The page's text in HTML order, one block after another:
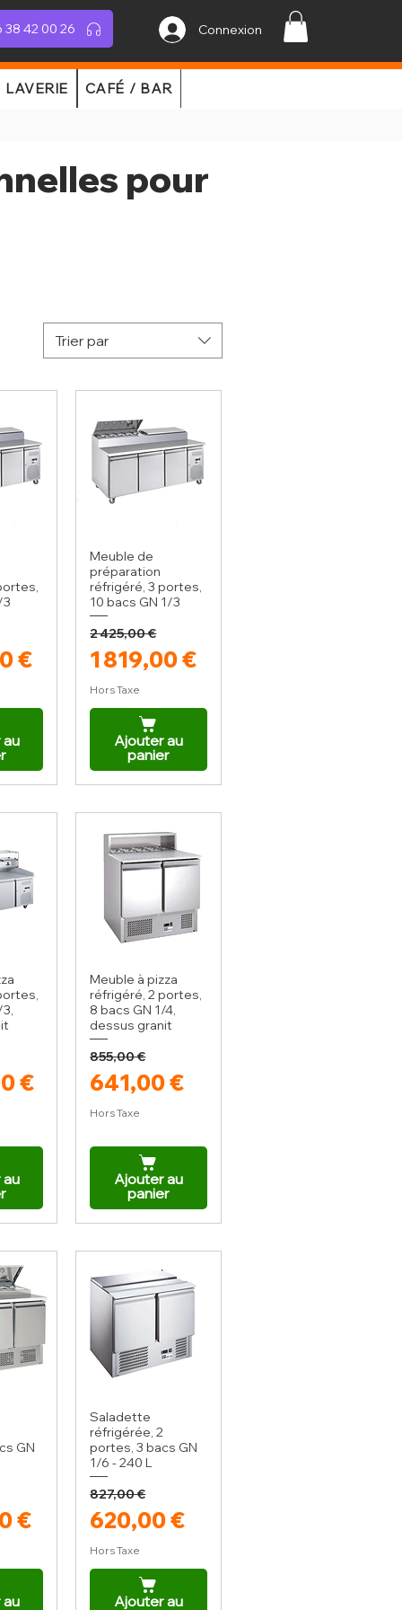
38 42 00 26 Connexion
LAVERIE CAFÉ / BAR
pour
Trier par
3
€
Meuble de
préparation
réfrigéré, 3 portes,
10 bacs GN 1/3
Prix original
2 425,00 €
Prix promotionnel
1 819,00 €
Hors Taxe
Ajouter au
panier
€
Meuble à pizza
réfrigéré, 2 portes,
8 bacs GN 1/4,
dessus granit
Prix original
855,00 €
Prix promotionnel
641,00 €
Hors Taxe
Ajouter au
panier
GN
€
Saladette
réfrigérée, 2
portes, 3 bacs GN
1/6 - 240 L
Prix original
827,00 €
Prix promotionnel
620,00 €
Hors Taxe
Ajouter au